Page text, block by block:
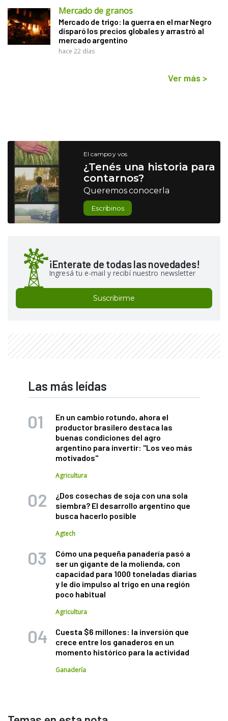
Mercado de granos
Mercado de trigo: la guerra en el mar Negro
disparó los precios globales y arrastró al
mercado argentino
hace 22 días
Ver más >
El campo y vos
¿Tenés una historia para
contarnos?
Queremos conocerla
Escribinos
¡Enterate de todas las novedades!
Ingresá tu e-mail y recibí nuestro newsletter
Suscribirme
Las más leídas
En un cambio rotundo, ahora el
productor brasilero destaca las
buenas condiciones del agro
argentino para invertir: "Los veo más
motivados"
Agricultura
¿Dos cosechas de soja con una sola
siembra? El desarrollo argentino que
busca hacerlo posible
Agtech
Cómo una pequeña panadería pasó a
ser un gigante de la molienda, con
capacidad para 1000 toneladas diarias
y le dio impulso al trigo en una región
poco habitual
Agricultura
Cuesta $6 millones: la inversión que
crece entre los ganaderos en un
momento histórico para la actividad
Ganadería